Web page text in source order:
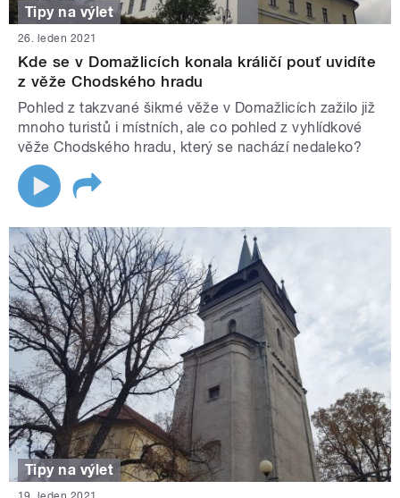
Tipy na výlet
26. leden 2021
Kde se v Domažlicích konala králičí pouť uvidíte
z věže Chodského hradu
Pohled z takzvané šikmé věže v Domažlicích zažilo již
mnoho turistů i místních, ale co pohled z vyhlídkové
věže Chodského hradu, který se nachází nedaleko?
Tipy na výlet